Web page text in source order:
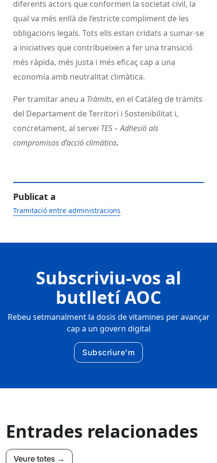
diferents actors que conformen la societat civil, la
qual va més enllà de l’estricte compliment de les
obligacions legals. Tots ells estan cridats a sumar-se
a iniciatives que contribueixen a fer una transició
més ràpida, més justa i més eficaç cap a una
economia amb neutralitat climàtica.
Per tramitar aneu a Tràmits, en el Catàleg de tràmits
del Departament de Territori i Sostenibilitat i,
concretament, al servei TES – Adhesió als
compromisos d’acció climàtica.
Publicat a
Tramitació entre administracions
Subscriviu-vos al
butlletí AOC
Rebeu setmanalment la dosis de vitamines per avançar
cap a un govern digital
Subscriure'm
Entrades relacionades
Veure totes →